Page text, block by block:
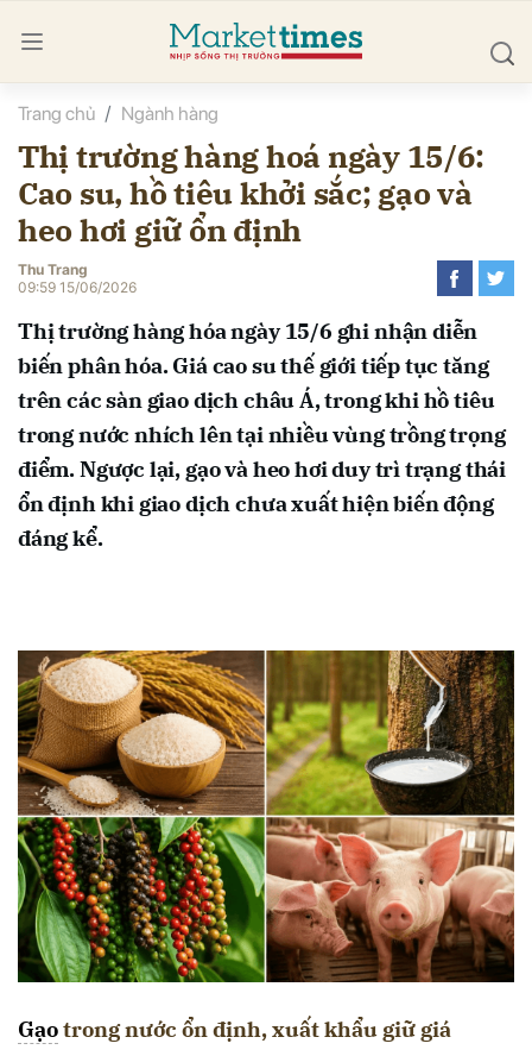
Trang chủ Ngành hàng
Thị trường hàng hoá ngày 15/6:
Cao su, hồ tiêu khởi sắc; gạo và
heo hơi giữ ổn định
Thu Trang
09:59 15/06/2026
Thị trường hàng hóa ngày 15/6 ghi nhận diễn
biến phân hóa. Giá cao su thế giới tiếp tục tăng
trên các sàn giao dịch châu Á, trong khi hồ tiêu
trong nước nhích lên tại nhiều vùng trồng trọng
điểm. Ngược lại, gạo và heo hơi duy trì trạng thái
ổn định khi giao dịch chưa xuất hiện biến động
đáng kể.
Gạotrong nước ổn định, xuất khẩu giữ giá
luận